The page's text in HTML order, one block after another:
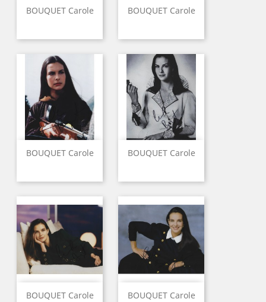
BOUQUET Carole BOUQUET Carole
BOUQUET Carole BOUQUET Carole
BOUQUET Carole BOUQUET Carole